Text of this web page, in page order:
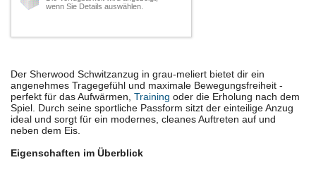
wenn Sie Details auswählen.
Der Sherwood Schwitzanzug in grau-meliert bietet dir ein
angenehmes Tragegefühl und maximale Bewegungsfreiheit -
perfekt für das Aufwärmen, Training oder die Erholung nach dem
Spiel. Durch seine sportliche Passform sitzt der einteilige Anzug
ideal und sorgt für ein modernes, cleanes Auftreten auf und
neben dem Eis.
Eigenschaften im Überblick